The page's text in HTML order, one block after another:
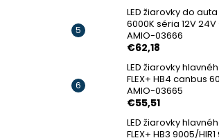
LED žiarovky do auta
6000K séria 12V
AMIO-03666
€62,18
LED žiarovky
FLEX+ HB4 canbus
AMIO-03665
€55,51
LED žiarovky
FLEX+ HB3 9005/HIR1